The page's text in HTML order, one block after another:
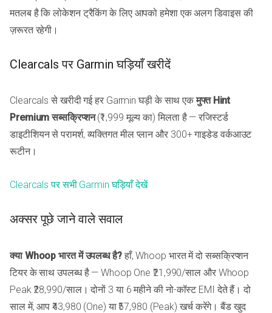
मतलब है कि लोकेशन ट्रैकिंग के लिए आपको हमेशा एक अलग डिवाइस की
ज़रूरत रहेगी।
Clearcals पर Garmin घड़ियाँ खरीदें
Clearcals से खरीदी गई हर Garmin घड़ी के साथ एकमुफ्त Hint
Premium सब्सक्रिप्शन(₹1,999 मूल्य का) मिलता है — रजिस्टर्ड
डाइटीशियन से परामर्श, व्यक्तिगत मील प्लान और 300+ गाइडेड वर्कआउट
रूटीन।
Clearcals पर सभी Garmin घड़ियाँ देखें
अक्सर पूछे जाने वाले सवाल
क्या Whoop भारत में उपलब्ध है?हाँ, Whoop भारत में दो सब्सक्रिप्शन
टियर के साथ उपलब्ध है — Whoop One ₹21,990/साल और Whoop
Peak ₹28,990/साल। दोनों 3 या 6 महीने की नो-कॉस्ट EMI देते हैं। दो
साल में, आप ₹43,980 (One) या ₹57,980 (Peak) खर्च करेंगे। बैंड खुद